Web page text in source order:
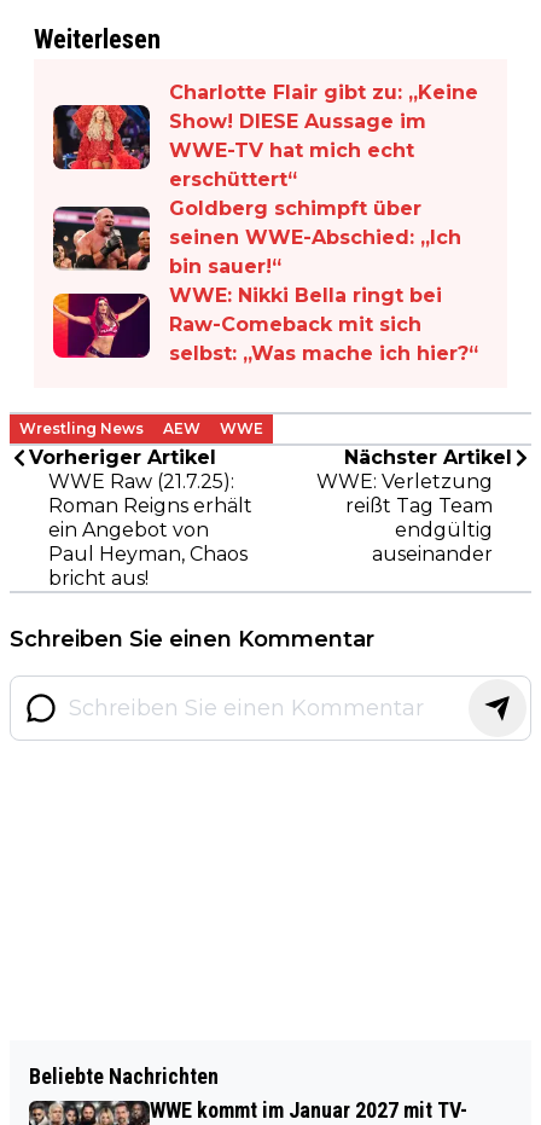
Weiterlesen
Charlotte Flair gibt zu: „Keine
Show! DIESE Aussage im
WWE-TV hat mich echt
erschüttert“
Goldberg schimpft über
seinen WWE-Abschied: „Ich
bin sauer!“
WWE: Nikki Bella ringt bei
Raw-Comeback mit sich
selbst: „Was mache ich hier?“
Wrestling News AEW WWE
Vorheriger Artikel
WWE Raw (21.7.25):
Roman Reigns erhält
ein Angebot von
Paul Heyman, Chaos
bricht aus!
Nächster Artikel
WWE: Verletzung
reißt Tag Team
endgültig
auseinander
Schreiben Sie einen Kommentar
Beliebte Nachrichten
WWE kommt im Januar 2027 mit TV-